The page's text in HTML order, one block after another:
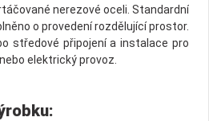
nerezové oceli. Standardní
o provedení rozdělující prostor.
středové připojení a instalace pro
elektrický provoz.